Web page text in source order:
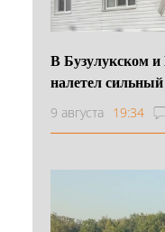
В Бузулукском
налетел
9 августа 19:34